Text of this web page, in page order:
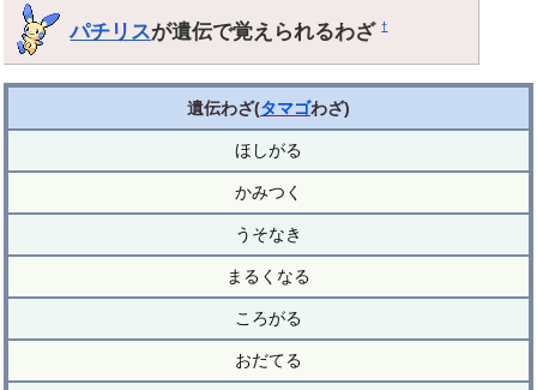
パチリスが遺伝で覚えられるわざ†
遺伝わざ(タマゴわざ)
ほしがる
かみつく
うそなき
まるくなる
ころがる
おだてる